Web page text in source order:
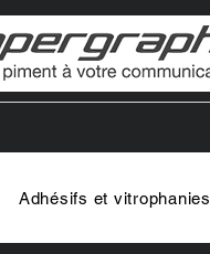
Adhésifs et vitrophanies